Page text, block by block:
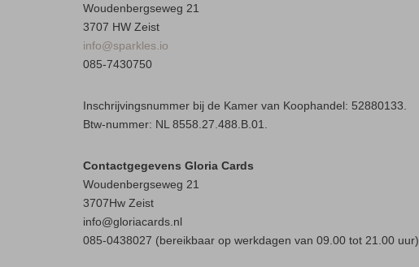
Woudenbergseweg 21
3707 HW Zeist
info@sparkles.io
085-7430750
Inschrijvingsnummer bij de Kamer van Koophandel: 52880133.
Btw-nummer: NL 8558.27.488.B.01.
ContactgegevensGloria Cards
Woudenbergseweg 21
3707Hw Zeist
info@gloriacards.nl
085-0438027 (bereikbaar op werkdagen van 09.00 tot 21.00 uur)